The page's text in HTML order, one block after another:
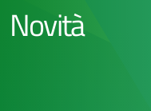
Novità